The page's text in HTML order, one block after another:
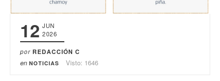
12 JUN
2026
por REDACCIÓN C
en NOTICIAS Visto: 1646